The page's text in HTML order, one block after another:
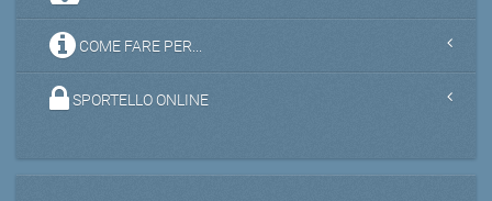
COME FARE PER...
SPORTELLO ONLINE